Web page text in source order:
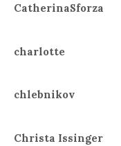
CatherinaSforza
charlotte
chlebnikov
Christa Issinger